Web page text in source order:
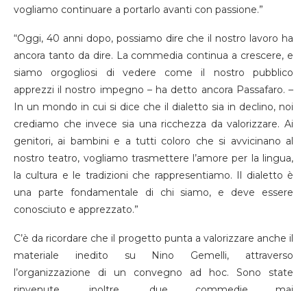
vogliamo continuare a portarlo avanti con passione.”
“Oggi, 40 anni dopo, possiamo dire che il nostro lavoro ha
ancora tanto da dire. La commedia continua a crescere, e
siamo orgogliosi di vedere come il nostro pubblico
apprezzi il nostro impegno – ha detto ancora Passafaro. –
In un mondo in cui si dice che il dialetto sia in declino, noi
crediamo che invece sia una ricchezza da valorizzare. Ai
genitori, ai bambini e a tutti coloro che si avvicinano al
nostro teatro, vogliamo trasmettere l’amore per la lingua,
la cultura e le tradizioni che rappresentiamo. Il dialetto è
una parte fondamentale di chi siamo, e deve essere
conosciuto e apprezzato.”
C’è da ricordare che il progetto punta a valorizzare anche il
materiale inedito su Nino Gemelli, attraverso
l’organizzazione di un convegno ad hoc. Sono state